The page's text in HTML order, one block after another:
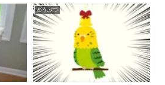
どうぶつ